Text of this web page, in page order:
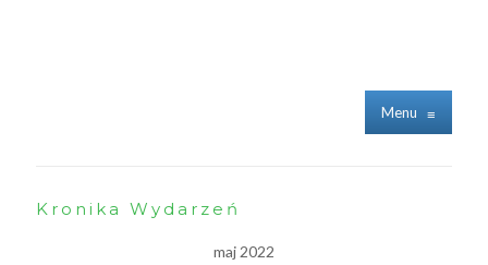
Menu ≡
Kronika Wydarzeń
maj 2022